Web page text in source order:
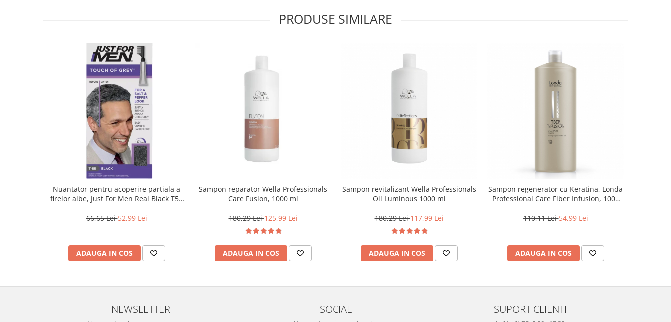
PRODUSE SIMILARE
Nuantator pentru acoperire partiala a
firelor albe, Just For Men Real Black T55
66,65 Lei52,99 Lei
ADAUGA IN COS
Sampon reparator Wella Professionals
Care Fusion, 1000 ml
180,29 Lei125,99 Lei
ADAUGA IN COS
Sampon revitalizant Wella Professionals
Oil Luminous 1000 ml
180,29 Lei117,99 Lei
ADAUGA IN COS
Sampon regenerator cu Keratina, Londa
Professional Care Fiber Infusion, 1000
110,11 Lei54,99 Lei
ADAUGA IN COS
NEWSLETTER SOCIAL SUPORT CLIENTI